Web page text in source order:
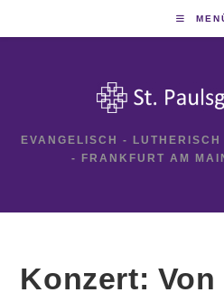
EVANGELISCH -
- FRANKFURT AM
Konzert: Von